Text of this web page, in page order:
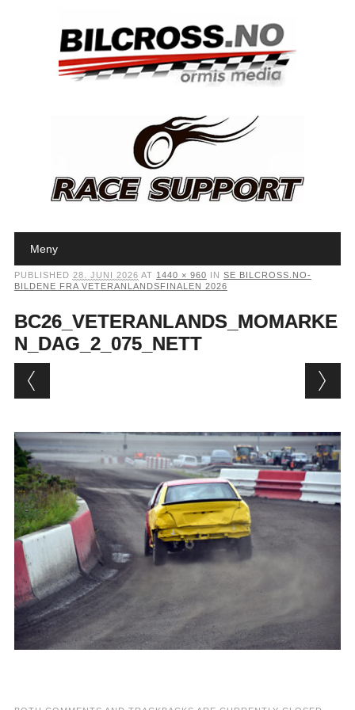
Main menu
Meny
PUBLISHED 28. JUNI 2026 AT 1440 × 960 IN SE BILCROSS.NO-
BILDENE FRA VETERANLANDSFINALEN 2026
BC26_VETERANLANDS_MOMARKE
N_DAG_2_075_NETT